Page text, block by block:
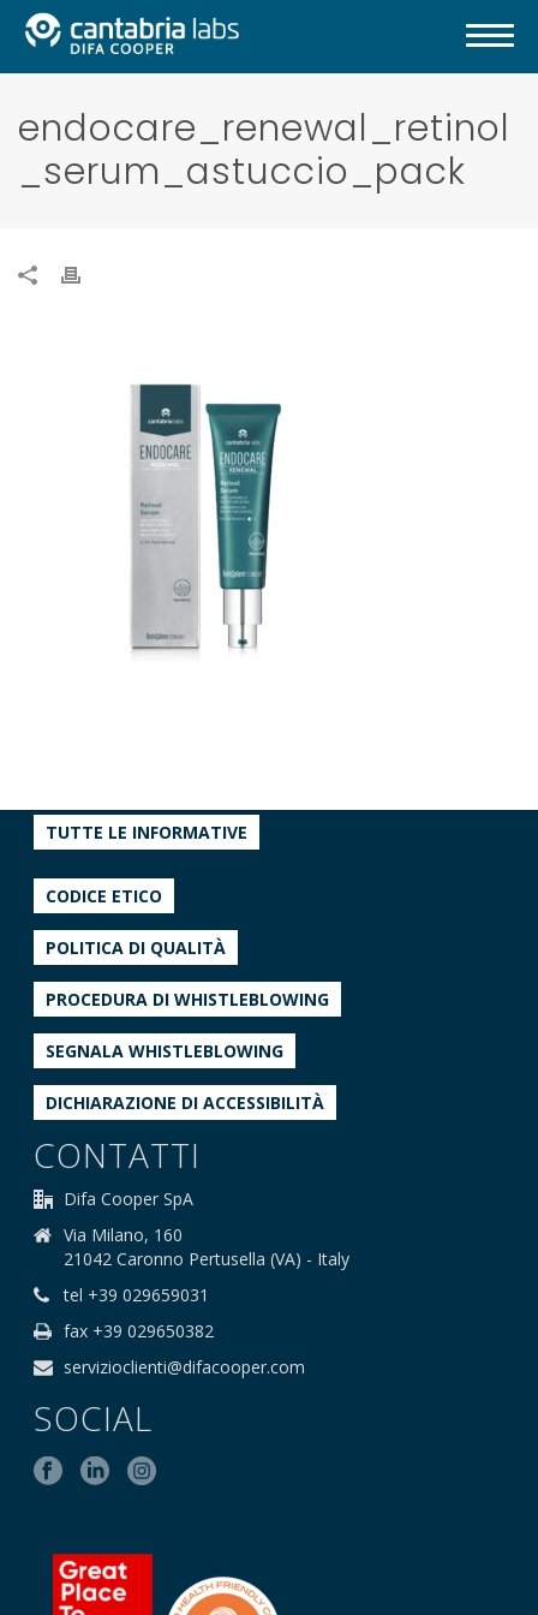
endocare_renewal_retinol
_serum_astuccio_pack
TUTTE LE INFORMATIVE
CODICE ETICO
POLITICA DI QUALITÀ
PROCEDURA DI WHISTLEBLOWING
SEGNALA WHISTLEBLOWING
DICHIARAZIONE DI ACCESSIBILITÀ
CONTATTI
Difa Cooper SpA
Via Milano, 160
21042 Caronno Pertusella (VA) - Italy
tel +39 029659031
fax +39 029650382
servizioclienti@difacooper.com
SOCIAL